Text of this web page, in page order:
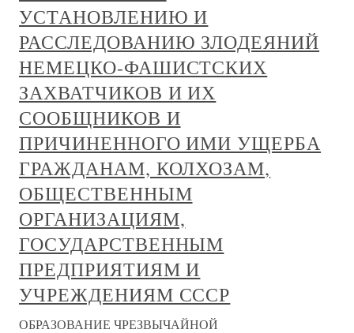
УСТАНОВЛЕНИЮ И
РАССЛЕДОВАНИЮ ЗЛОДЕЯНИЙ
НЕМЕЦКО-ФАШИСТСКИХ
ЗАХВАТЧИКОВ И ИХ
СООБЩНИКОВ И
ПРИЧИНЕННОГО ИМИ УЩЕРБА
ГРАЖДАНАМ, КОЛХОЗАМ,
ОБЩЕСТВЕННЫМ
ОРГАНИЗАЦИЯМ,
ГОСУДАРСТВЕННЫМ
ПРЕДПРИЯТИЯМ И
УЧРЕЖДЕНИЯМ СССР
ОБРАЗОВАНИЕ ЧРЕЗВЫЧАЙНОЙ